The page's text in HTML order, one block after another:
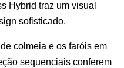
Hybrid traz um visual
sofisticado.
colmeia e os faróis em
sequenciais conferem